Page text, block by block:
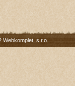
Webkomplet, s.r.o.